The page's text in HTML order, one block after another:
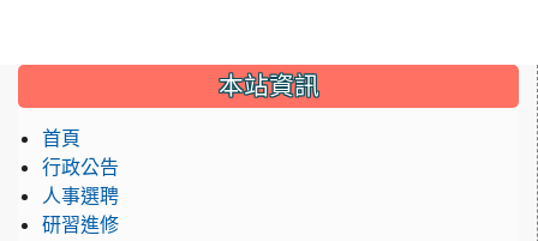
::: 本站資訊
首頁
行政公告
人事選聘
研習進修